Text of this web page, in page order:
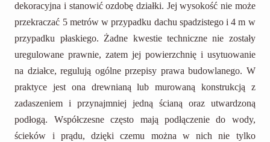
dekoracyjna i stanowić ozdobę działki. Jej wysokość nie może
przekraczać 5 metrów w przypadku dachu spadzistego i 4 m w
przypadku płaskiego. Żadne kwestie techniczne nie zostały
uregulowane prawnie, zatem jej powierzchnię i usytuowanie
na działce, regulują ogólne przepisy prawa budowlanego. W
praktyce jest ona drewnianą lub murowaną konstrukcją z
zadaszeniem i przynajmniej jedną ścianą oraz utwardzoną
podłogą. Współczesne często mają podłączenie do wody,
ścieków i prądu, dzięki czemu można w nich nie tylko